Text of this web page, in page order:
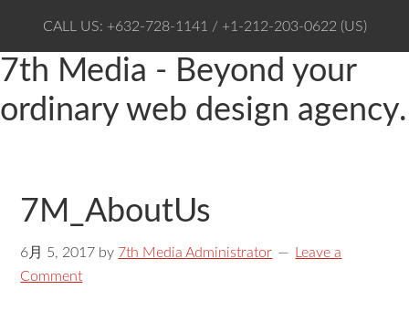
CALL US: +632-728-1141 / +1-212-203-0622 (US)
7th Media - Beyond your
ordinary web design agency.
7M_AboutUs
6月 5, 2017 by 7th Media Administrator
Leave a
Comment